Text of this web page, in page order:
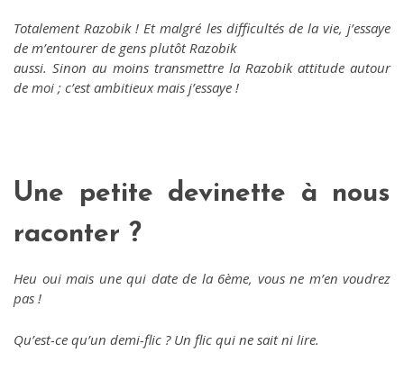
Totalement Razobik ! Et malgré les difficultés de la vie, j’essaye
de m’entourer de gens plutôt Razobik
aussi. Sinon au moins transmettre la Razobik attitude autour
de moi ; c’est ambitieux mais j’essaye !
Une petite devinette à nous
raconter ?
Heu oui mais une qui date de la 6ème, vous ne m’en voudrez
pas !
Qu’est-ce qu’un demi-flic ? Un flic qui ne sait ni lire.